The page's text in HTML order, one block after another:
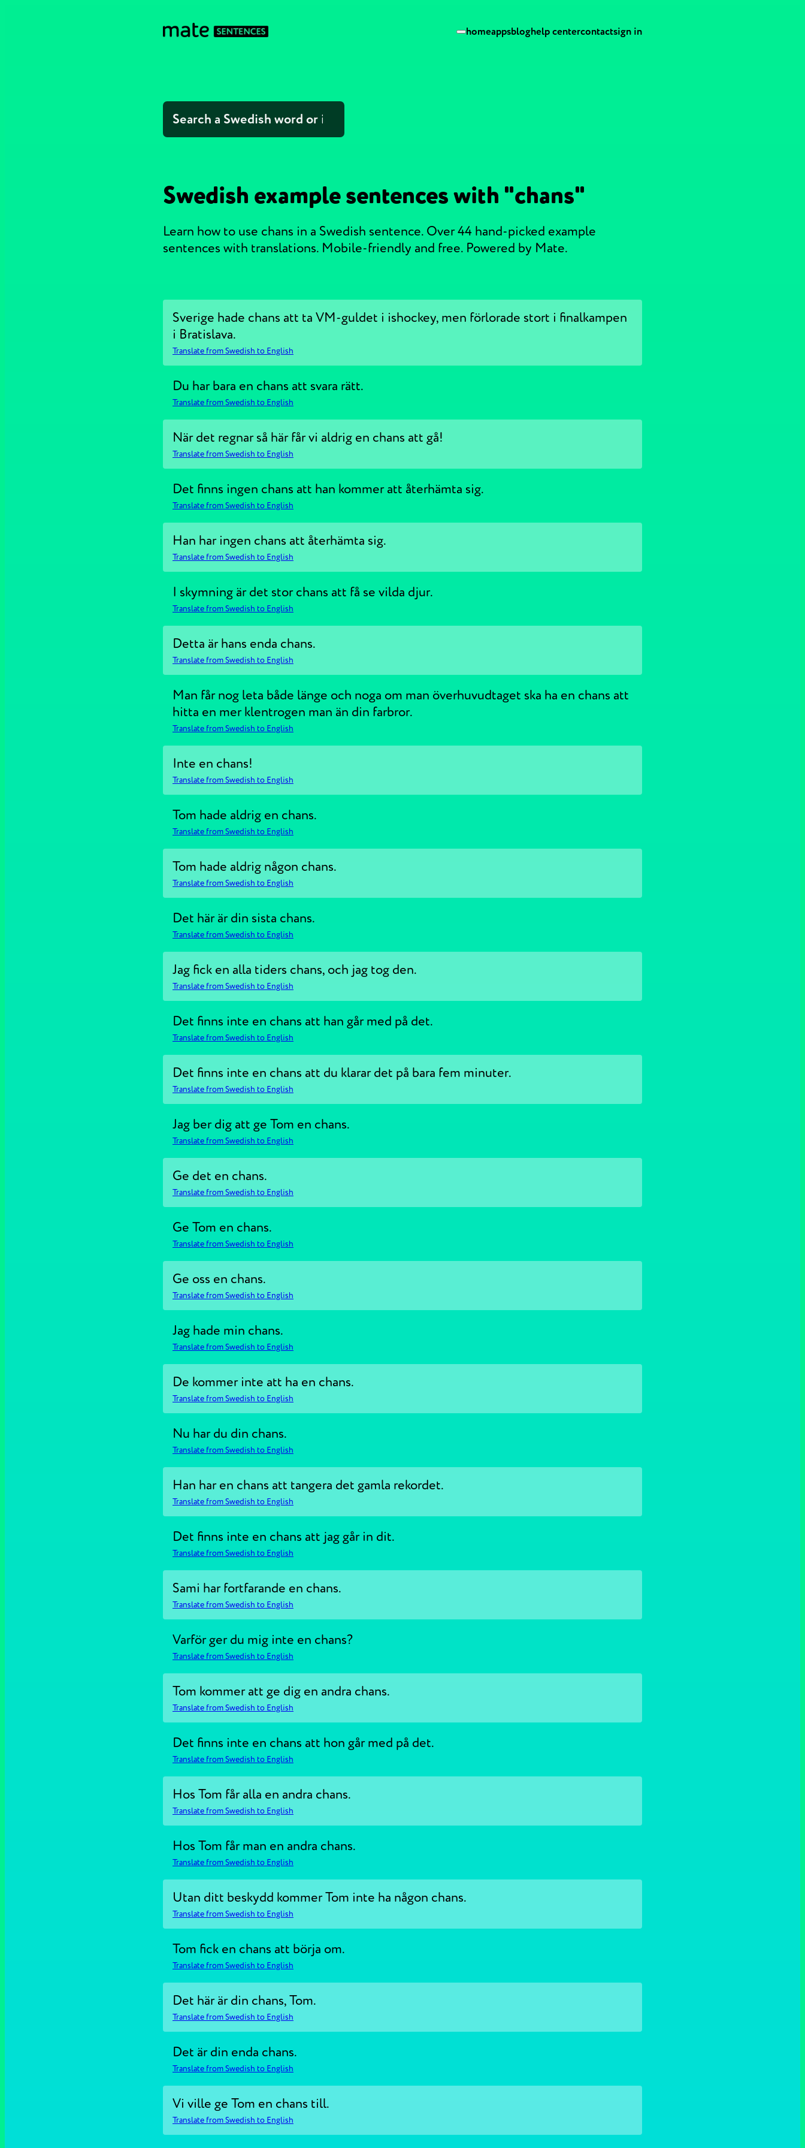
homeappsbloghelp centercontactsign in
Swedish example sentences with "chans"
Learn how to use chans in a Swedish sentence. Over 44 hand-picked example
sentences with translations. Mobile-friendly and free. Powered by Mate.
Sverige hade chans att ta VM-guldet i ishockey, men förlorade stort i finalkampen
i Bratislava.
Translate from Swedish to English
Du har bara en chans att svara rätt.
Translate from Swedish to English
När det regnar så här får vi aldrig en chans att gå!
Translate from Swedish to English
Det finns ingen chans att han kommer att återhämta sig.
Translate from Swedish to English
Han har ingen chans att återhämta sig.
Translate from Swedish to English
I skymning är det stor chans att få se vilda djur.
Translate from Swedish to English
Detta är hans enda chans.
Translate from Swedish to English
Man får nog leta både länge och noga om man överhuvudtaget ska ha en chans att
hitta en mer klentrogen man än din farbror.
Translate from Swedish to English
Inte en chans!
Translate from Swedish to English
Tom hade aldrig en chans.
Translate from Swedish to English
Tom hade aldrig någon chans.
Translate from Swedish to English
Det här är din sista chans.
Translate from Swedish to English
Jag fick en alla tiders chans, och jag tog den.
Translate from Swedish to English
Det finns inte en chans att han går med på det.
Translate from Swedish to English
Det finns inte en chans att du klarar det på bara fem minuter.
Translate from Swedish to English
Jag ber dig att ge Tom en chans.
Translate from Swedish to English
Ge det en chans.
Translate from Swedish to English
Ge Tom en chans.
Translate from Swedish to English
Ge oss en chans.
Translate from Swedish to English
Jag hade min chans.
Translate from Swedish to English
De kommer inte att ha en chans.
Translate from Swedish to English
Nu har du din chans.
Translate from Swedish to English
Han har en chans att tangera det gamla rekordet.
Translate from Swedish to English
Det finns inte en chans att jag går in dit.
Translate from Swedish to English
Sami har fortfarande en chans.
Translate from Swedish to English
Varför ger du mig inte en chans?
Translate from Swedish to English
Tom kommer att ge dig en andra chans.
Translate from Swedish to English
Det finns inte en chans att hon går med på det.
Translate from Swedish to English
Hos Tom får alla en andra chans.
Translate from Swedish to English
Hos Tom får man en andra chans.
Translate from Swedish to English
Utan ditt beskydd kommer Tom inte ha någon chans.
Translate from Swedish to English
Tom fick en chans att börja om.
Translate from Swedish to English
Det här är din chans, Tom.
Translate from Swedish to English
Det är din enda chans.
Translate from Swedish to English
Vi ville ge Tom en chans till.
Translate from Swedish to English